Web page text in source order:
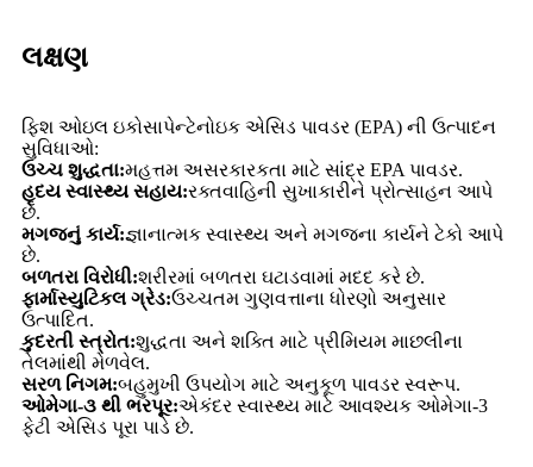
લક્ષણ
ફિશ ઓઇલ ઇકોસાપેન્ટેનોઇક એસિડ પાવડર (EPA) ની ઉત્પાદન
સુવિધાઓ:
ઉચ્ચ શુદ્ધતા:મહત્તમ અસરકારકતા માટે સાંદ્ર EPA પાવડર.
હૃદય સ્વાસ્થ્ય સહાય:રક્તવાહિની સુખાકારીને પ્રોત્સાહન આપે
છે.
મગજનું કાર્ય:જ્ઞાનાત્મક સ્વાસ્થ્ય અને મગજના કાર્યને ટેકો આપે
છે.
બળતરા વિરોધી:શરીરમાં બળતરા ઘટાડવામાં મદદ કરે છે.
ફાર્માસ્યુટિકલ ગ્રેડ:ઉચ્ચતમ ગુણવત્તાના ધોરણો અનુસાર
ઉત્પાદિત.
કુદરતી સ્ત્રોત:શુદ્ધતા અને શક્તિ માટે પ્રીમિયમ માછલીના
તેલમાંથી મેળવેલ.
સરળ નિગમ:બહુમુખી ઉપયોગ માટે અનુકૂળ પાવડર સ્વરૂપ.
ઓમેગા-૩ થી ભરપૂર:એકંદર સ્વાસ્થ્ય માટે આવશ્યક ઓમેગા-3
ફેટી એસિડ પૂરા પાડે છે.